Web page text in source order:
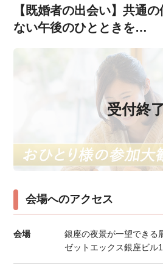
【既婚者の出会い】共通
ない午後のひとときを…
受付終
会場へのアクセス
会場
銀座の夜景が一望できる
ゼットエックス銀座ビル